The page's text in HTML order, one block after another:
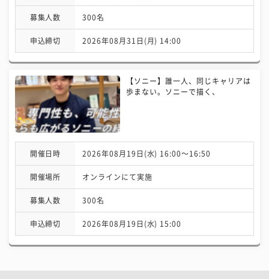
募集人数 300名
申込締切 2026年08月31日(月) 14:00
【ソニー】誰一人、同じキャリアは
歩まない。ソニーで描く、
開催日時 2026年08月19日(水) 16:00〜16:50
開催場所 オンラインにて実施
募集人数 300名
申込締切 2026年08月19日(水) 15:00